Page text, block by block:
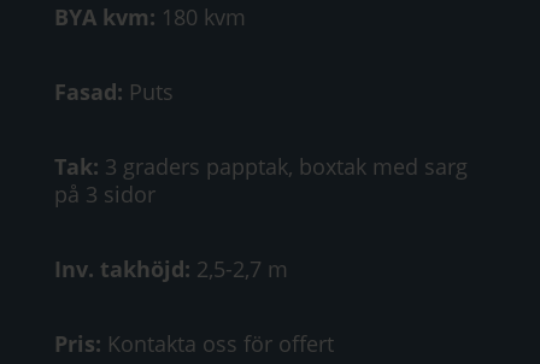
BYA kvm: 180 kvm
Fasad: Puts
Tak: 3 graders papptak, boxtak med sarg
på 3 sidor
Inv. takhöjd: 2,5-2,7 m
Pris: Kontakta oss för offert